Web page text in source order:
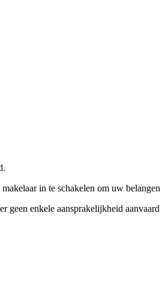
in te schakelen om uw
enkele aansprakelijkheid